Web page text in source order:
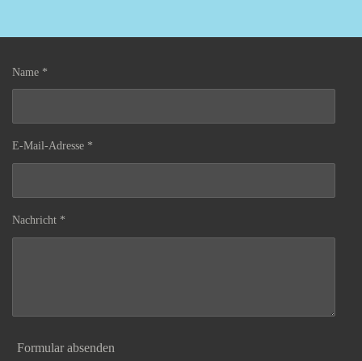
Name *
E-Mail-Adresse *
Nachricht *
Formular absenden